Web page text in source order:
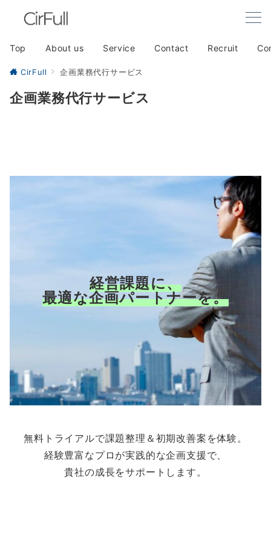
Top About us Service Contact Recruit
CirFull 企画業務代行サービス
企画業務代行サービス
経営課題に、
最適な企画パートナーを。
無料トライアルで課題整理＆初期改善案を体験。
経験豊富なプロが実践的な企画支援で、
貴社の成長をサポートします。